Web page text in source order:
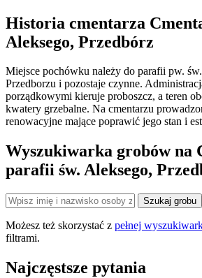
Historia cmentarza
Aleksego, Przedbórz
Miejsce pochówku należy do parafii pw.
Przedborzu i pozostaje czynne.
porządkowymi kieruje proboszcz, a teren
kwatery grzebalne. Na cmentarzu
renowacyjne mające poprawić jego stan i
Wyszukiwarka grobów na
parafii św. Aleksego,
Szukaj grobu
Możesz też skorzystać z pełnej
filtrami.
Najczęstsze pytania